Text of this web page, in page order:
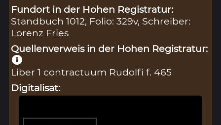
Fundort in der Hohen Registratur:
Standbuch 1012, Folio: 329v, Schreiber:
Lorenz Fries
Quellenverweis in der Hohen Registratur:
Liber 1 contractuum Rudolfi f. 465
Digitalisat: